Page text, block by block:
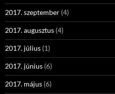
2017. szeptember (4)
2017. augusztus (4)
2017. július (1)
2017. június (6)
2017. május (6)